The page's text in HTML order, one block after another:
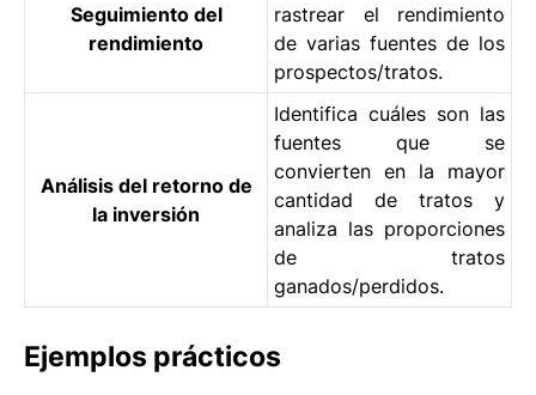
Seguimiento del
rendimiento
rastrear el rendimiento
de varias fuentes de los
prospectos/tratos.
Análisis del retorno de
la inversión
Identifica cuáles son las
fuentes que se
convierten en la mayor
cantidad de tratos y
analiza las proporciones
de tratos
ganados/perdidos.
Ejemplos prácticos